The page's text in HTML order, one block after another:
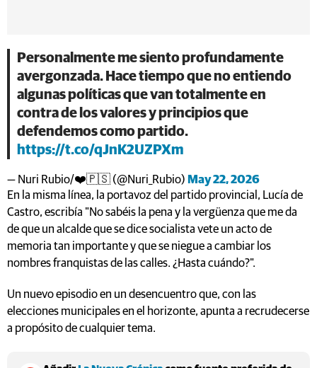
Personalmente me siento profundamente
avergonzada. Hace tiempo que no entiendo
algunas políticas que van totalmente en
contra de los valores y principios que
defendemos como partido.
https://t.co/qJnK2UZPXm
— Nuri Rubio/❤️🇵🇸 (@Nuri_Rubio) May 22, 2026
En la misma línea, la portavoz del partido provincial, Lucía de
Castro, escribía "No sabéis la pena y la vergüenza que me da
de que un alcalde que se dice socialista vete un acto de
memoria tan importante y que se niegue a cambiar los
nombres franquistas de las calles. ¿Hasta cuándo?".
Un nuevo episodio en un desencuentro que, con las
elecciones municipales en el horizonte, apunta a recrudecerse
a propósito de cualquier tema.